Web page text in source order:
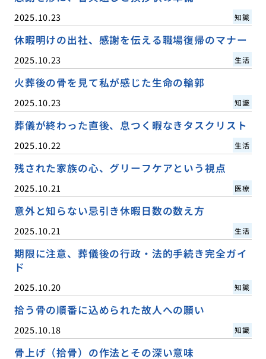
2025.10.23 知識
休暇明けの出社、感謝を伝える職場復帰のマナー
2025.10.23 生活
火葬後の骨を見て私が感じた生命の輪郭
2025.10.23 知識
葬儀が終わった直後、息つく暇なきタスクリスト
2025.10.22 生活
残された家族の心、グリーフケアという視点
2025.10.21 医療
意外と知らない忌引き休暇日数の数え方
2025.10.21 生活
期限に注意、葬儀後の行政・法的手続き完全ガイ
ド
2025.10.20 知識
拾う骨の順番に込められた故人への願い
2025.10.18 知識
骨上げ（拾骨）の作法とその深い意味